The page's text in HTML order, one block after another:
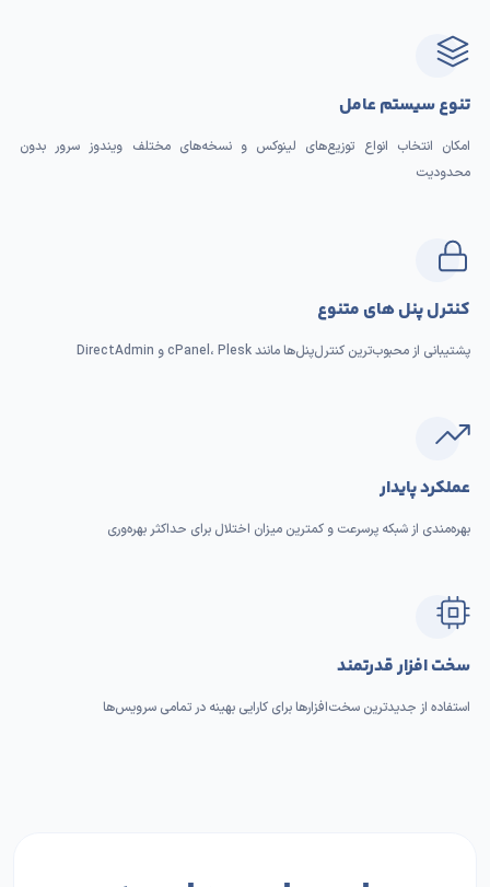
تنوع سیستم ‌عامل
امکان انتخاب انواع توزیع‌های لینوکس و نسخه‌های مختلف ویندوز سرور بدون
محدودیت
کنترل پنل های متنوع
پشتیبانی از محبوب‌ترین کنترل‌پنل‌ها مانند cPanel، Plesk و DirectAdmin
عملکرد پایدار
بهره‌مندی از شبکه پرسرعت و کمترین میزان اختلال برای حداکثر بهره‌وری
سخت افزار قدرتمند
استفاده از جدیدترین سخت‌افزارها برای کارایی بهینه در تمامی سرویس‌ها